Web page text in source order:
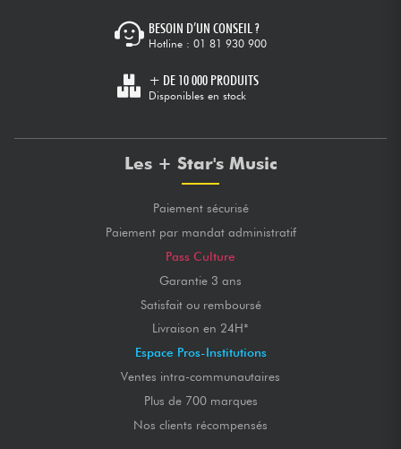
BESOIN D’UN CONSEIL ?
Hotline : 01 81 930 900
+ DE 10 000 PRODUITS
Disponibles en stock
Les + Star's Music
Paiement sécurisé
Paiement par mandat administratif
Pass Culture
Garantie 3 ans
Satisfait ou remboursé
Livraison en 24H*
Espace Pros-Institutions
Ventes intra-communautaires
Plus de 700 marques
Nos clients récompensés